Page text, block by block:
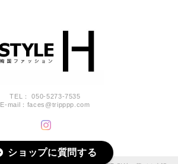
TEL： 050-5273-7535
E-mail： faces@tripppp.com
ショップに質問する